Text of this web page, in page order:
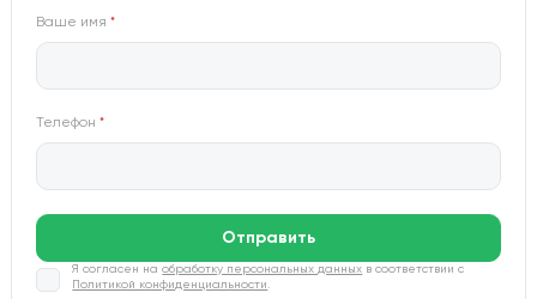
Ваше имя*
Телефон*
Отправить
Я согласен наобработку персональных данных в соответствии с
Политикой конфиденциальности